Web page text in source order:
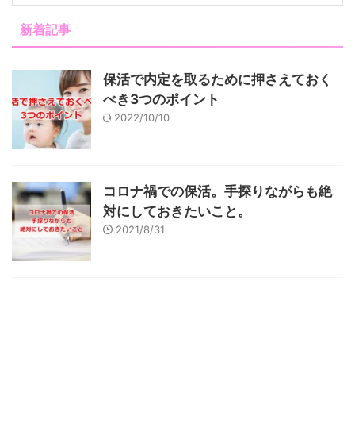
新着記事
保活で内定を取るために押さえておく
べき3つのポイント
2022/10/10
コロナ禍での保活。手探りながらも絶
対にしておきたいこと。
2021/8/31